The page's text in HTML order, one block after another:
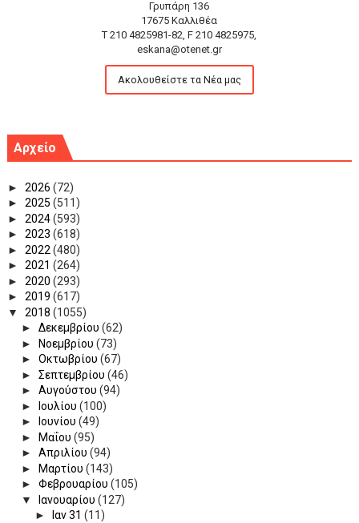
Γρυπάρη 136
17675 Καλλιθέα
T 210 4825981-82, F 210 4825975,
eskana@otenet.gr
Ακολουθείστε τα Νέα μας
Αρχείο
► 2026 (72)
► 2025 (511)
► 2024(593)
► 2023 (618)
► 2022 (480)
► 2021 (264)
► 2020 (293)
► 2019 (617)
▼ 2018 (1055)
► Δεκεμβρίου (62)
►
Νοεμβρίου (73)
► Οκτωβρίου (67)
► Σεπτεμβρίου (46)
► Αυγούστου (94)
►
Ιουλίου (100)
►
Ιουνίου (49)
►
Μαΐου (95)
► Απριλίου (94)
►
Μαρτίου (143)
► Φεβρουαρίου (105)
▼
Ιανουαρίου (127)
►
Ιαν 31 (11)